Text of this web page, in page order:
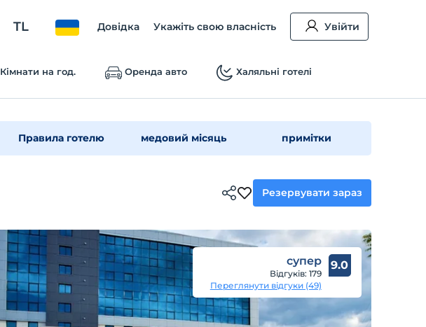
TL Довідка Укажіть свою власність Увійти
Кімнати на год. Оренда авто Халяльні готелі
Правила готелю медовий місяць примітки
Резервувати зараз
супер
Відгуків: 179
Переглянути відгуки (49)
9.0